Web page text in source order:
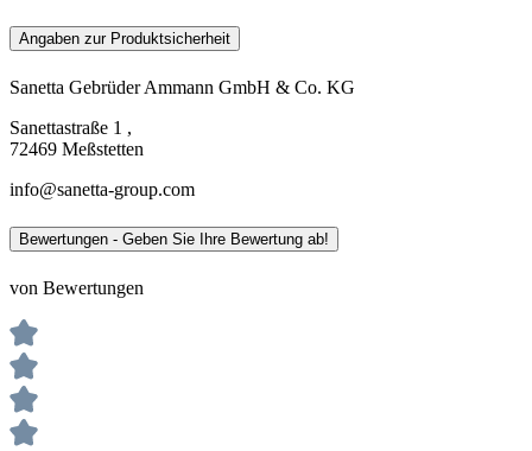
Angaben zur Produktsicherheit
Sanetta Gebrüder Ammann GmbH & Co. KG
Sanettastraße 1 ,
72469 Meßstetten
info@sanetta-group.com
Bewertungen - Geben Sie Ihre Bewertung ab!
von Bewertungen